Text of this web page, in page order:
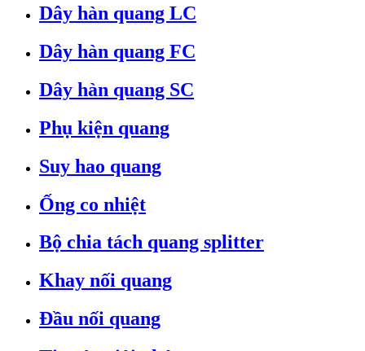
Dây hàn quang LC
Dây hàn quang FC
Dây hàn quang SC
Phụ kiện quang
Suy hao quang
Ống co nhiệt
Bộ chia tách quang splitter
Khay nối quang
Đầu nối quang